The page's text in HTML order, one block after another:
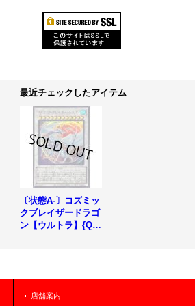
最近チェックしたアイテム
〔状態A-〕コズミッ
クブレイザードラゴ
ン【ウルトラ】{QC
店舗案内